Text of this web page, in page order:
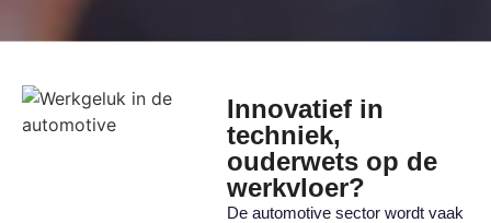
Innovatief in
techniek,
ouderwets op de
werkvloer?
De automotive sector wordt vaak